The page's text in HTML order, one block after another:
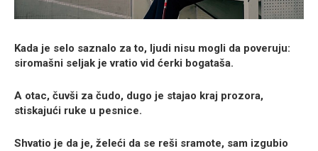
Kada je selo saznalo za to, ljudi nisu mogli da poveruju:
siromašni seljak je vratio vid ćerki bogataša.
A otac, čuvši za čudo, dugo je stajao kraj prozora,
stiskajući ruke u pesnice.
Shvatio je da je, želeći da se reši sramote, sam izgubio